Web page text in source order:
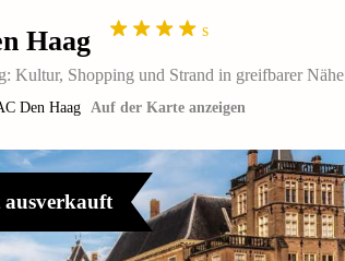
Haag s
Kultur, Shopping und Strand in greifbarer Nähe
Den Haag Auf der Karte anzeigen
ausverkauft